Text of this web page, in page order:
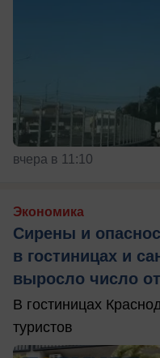
вчера в 11:10
Экономика
Сирены и
в гостиницах и
выросло число
В гостиницах
туристов